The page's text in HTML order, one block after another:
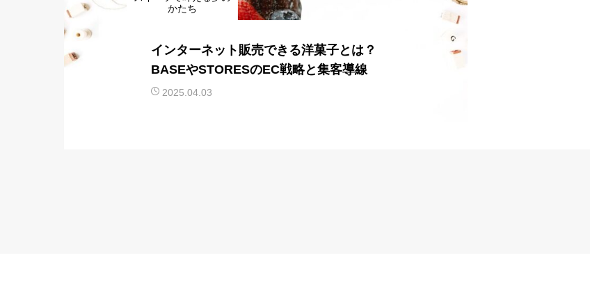
かたち
インターネット販売できる洋菓子とは？
BASEやSTORESのEC戦略と集客導線
2025.04.03